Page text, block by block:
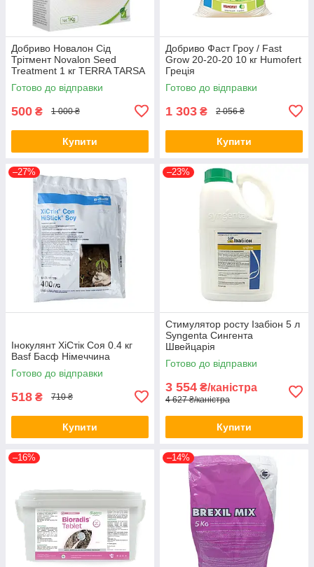
Добриво Новалон Сід
Трітмент Novalon Seed
Treatment 1 кг TERRA TARSA
Туреччина
Готово до відправки
500 ₴ 1 000 ₴
Купити
Добриво Фаст Гроу / Fast
Grow 20-20-20 10 кг Humofert
Греція
Готово до відправки
1 303 ₴ 2 056 ₴
Купити
–27%
Інокулянт ХіСтік Соя 0.4 кг
Basf Басф Німеччина
Готово до відправки
518 ₴ 710 ₴
Купити
–23%
Стимулятор росту Ізабіон 5 л
Syngenta Сингента
Швейцарія
Готово до відправки
3 554 ₴/каністра
4 627 ₴/каністра
Купити
–16% –14%